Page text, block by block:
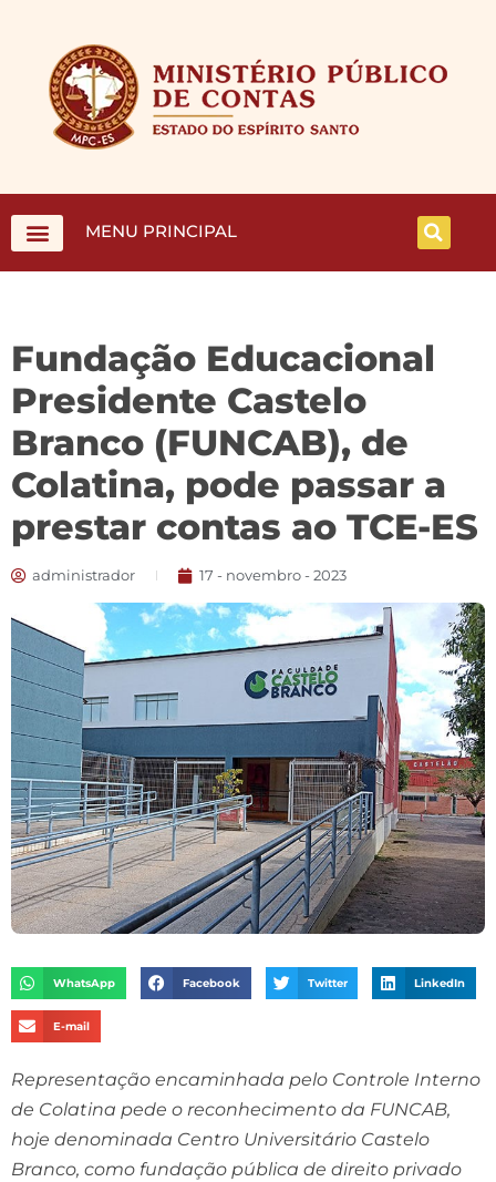
MENU PRINCIPAL
Fundação Educacional
Presidente Castelo
Branco (FUNCAB), de
Colatina, pode passar a
prestar contas ao TCE-ES
administrador 17 - novembro - 2023
WhatsApp Facebook Twitter LinkedIn
E-mail
Representação encaminhada pelo Controle Interno
de Colatina pede o reconhecimento da FUNCAB,
hoje denominada Centro Universitário Castelo
Branco, como fundação pública de direito privado